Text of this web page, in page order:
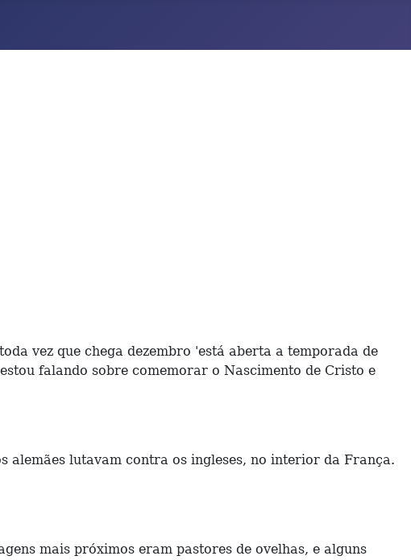
vez que chega dezembro 'está aberta a temporada de
falando sobre comemorar o Nascimento de Cristo e
alemães lutavam contra os ingleses, no interior da França.
mais próximos eram pastores de ovelhas, e alguns